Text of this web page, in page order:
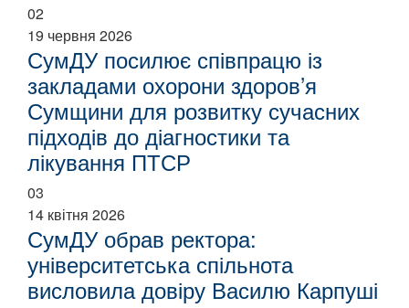
02
19 червня 2026
СумДУ посилює співпрацю із
закладами охорони здоров’я
Сумщини для розвитку сучасних
підходів до діагностики та
лікування ПТСР
03
14 квітня 2026
СумДУ обрав ректора:
університетська спільнота
висловила довіру Василю Карпуші